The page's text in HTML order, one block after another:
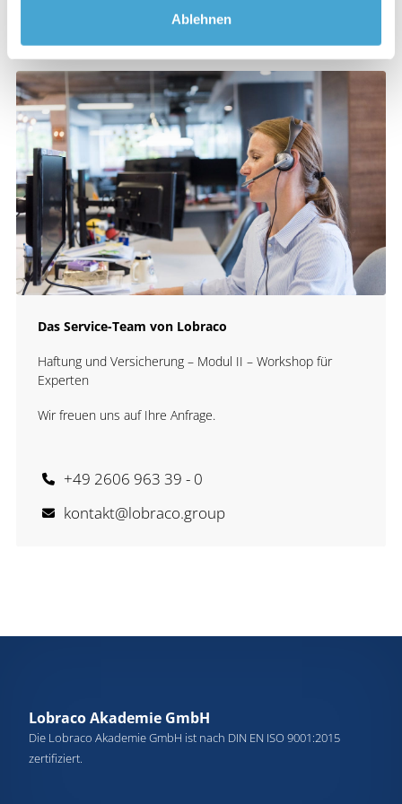
Ablehnen
Das Service-Team von Lobraco
Haftung und Versicherung – Modul II – Workshop für
Experten
Wir freuen uns auf Ihre Anfrage.
+49 2606 963 39 - 0
kontakt@lobraco.group
Lobraco Akademie GmbH
Die Lobraco Akademie GmbH ist nach DIN EN ISO 9001:2015
zertifiziert.